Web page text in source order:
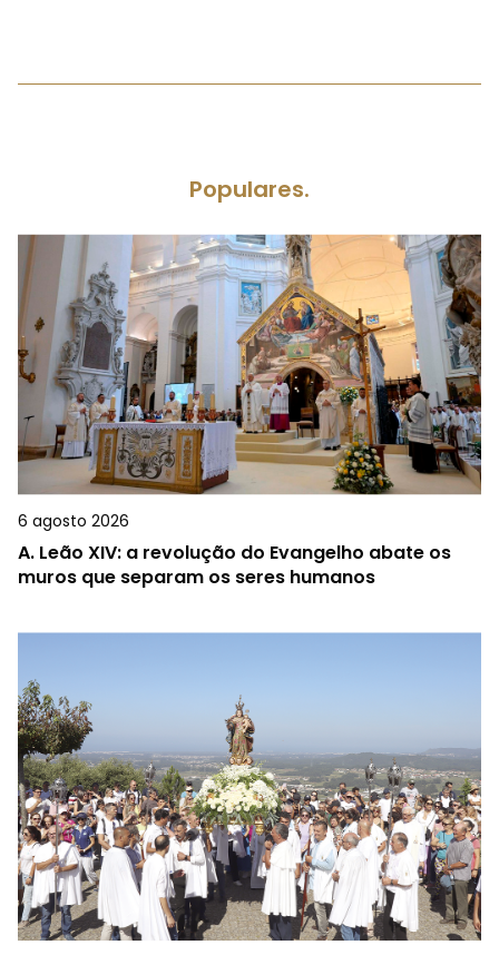
Populares.
6 agosto 2026
A. Leão XIV: a revolução do Evangelho abate os
muros que separam os seres humanos